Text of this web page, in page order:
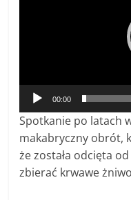
00:00
Spotkanie po latach
makabryczny obrót,
że została odcięta
zbierać krwawe